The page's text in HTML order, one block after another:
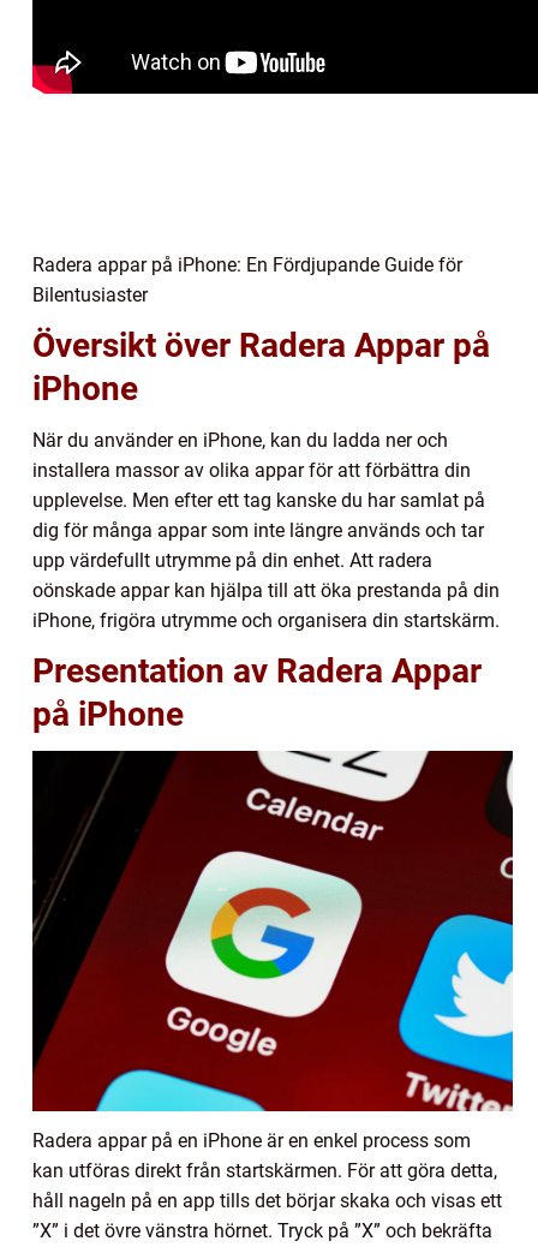
Radera appar på iPhone: En Fördjupande Guide för
Bilentusiaster
Översikt över Radera Appar på
iPhone
När du använder en iPhone, kan du ladda ner och
installera massor av olika appar för att förbättra din
upplevelse. Men efter ett tag kanske du har samlat på
dig för många appar som inte längre används och tar
upp värdefullt utrymme på din enhet. Att radera
oönskade appar kan hjälpa till att öka prestanda på din
iPhone, frigöra utrymme och organisera din startskärm.
Presentation av Radera Appar
på iPhone
Radera appar på en iPhone är en enkel process som
kan utföras direkt från startskärmen. För att göra detta,
håll nageln på en app tills det börjar skaka och visas ett
”X” i det övre vänstra hörnet. Tryck på ”X” och bekräfta